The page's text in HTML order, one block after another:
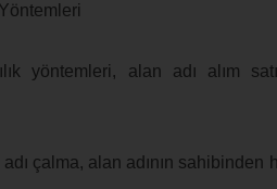
Yöntemleri
yöntemleri, alan adı alım
çalma, alan adının